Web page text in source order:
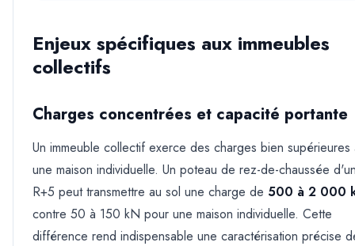
Enjeux spécifiques aux immeubles
collectifs
Charges concentrées et capacité portante
Un immeuble collectif exerce des charges bien supérieures
une maison individuelle. Un poteau de rez-de-chaussée
R+5 peut transmettre au sol une charge de 500 à 2 000
contre 50 à 150 kN pour une maison individuelle. Cette
différence rend indispensable une caractérisation précise